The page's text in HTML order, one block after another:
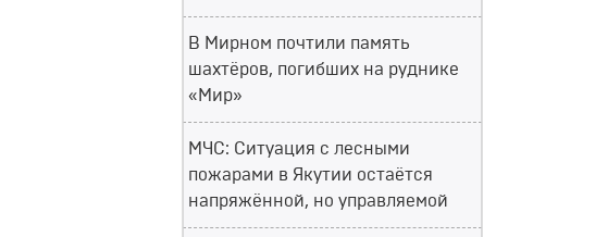
В Мирном почтили память
шахтёров, погибших на руднике
«Мир»
МЧС: Ситуация с лесными
пожарами в Якутии остаётся
напряжённой, но управляемой